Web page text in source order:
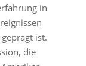
in
ist.
die